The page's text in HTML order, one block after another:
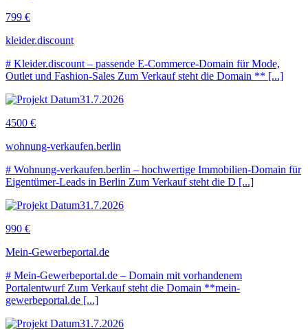
799 €
kleider.discount
# Kleider.discount – passende E-Commerce-Domain für Mode,
Outlet und Fashion-Sales Zum Verkauf steht die Domain ** [...]
31.7.2026
4500 €
wohnung-verkaufen.berlin
# Wohnung-verkaufen.berlin – hochwertige Immobilien-Domain für
Eigentümer-Leads in Berlin Zum Verkauf steht die D [...]
31.7.2026
990 €
Mein-Gewerbeportal.de
# Mein-Gewerbeportal.de – Domain mit vorhandenem
Portalentwurf Zum Verkauf steht die Domain **mein-
gewerbeportal.de [...]
31.7.2026